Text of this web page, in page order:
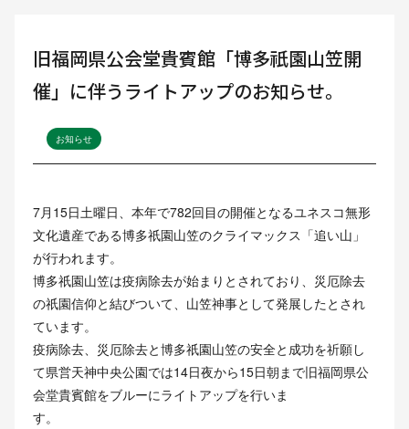
旧福岡県公会堂貴賓館「博多祇園山笠開
催」に伴うライトアップのお知らせ。
お知らせ
7月15日土曜日、本年で782回目の開催となるユネスコ無形
文化遺産である博多祇園山笠のクライマックス「追い山」
が行われます。
博多祇園山笠は疫病除去が始まりとされており、災厄除去
の祇園信仰と結びついて、山笠神事として発展したとされ
ています。
疫病除去、災厄除去と博多祇園山笠の安全と成功を祈願し
て県営天神中央公園では14日夜から15日朝まで旧福岡県公
会堂貴賓館をブルーにライトアップを行いま
す。